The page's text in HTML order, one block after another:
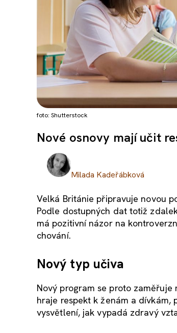
foto: Shutterstock
Nové osnovy mají učit
Milada Kadeřábková
Velká Británie připravuje novou
Podle dostupných dat totiž
má pozitivní názor na
chování.
Nový typ učiva
Nový program se proto
hraje respekt k ženám a dívkám,
vysvětlení, jak vypadá zdravý